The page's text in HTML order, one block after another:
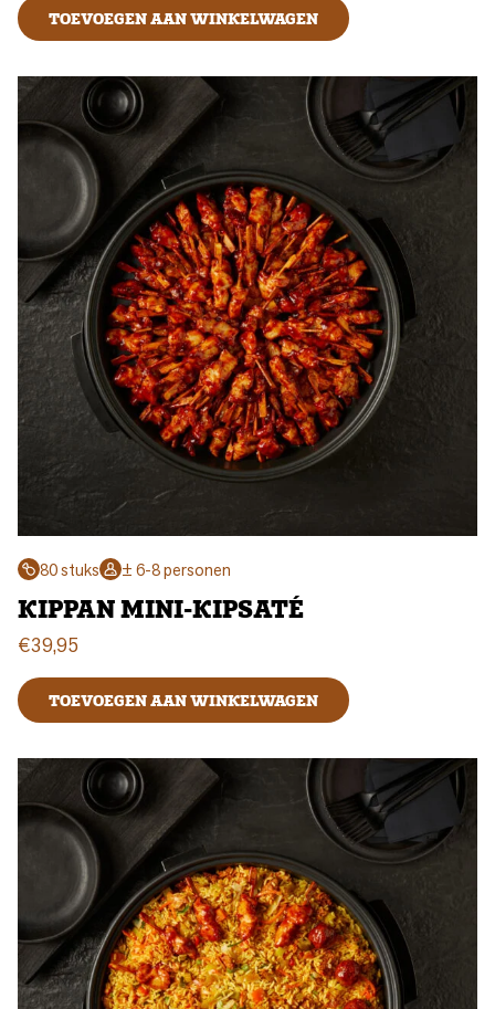
TOEVOEGEN AAN WINKELWAGEN
80 stuks ± 6-8 personen
KIPPAN MINI-KIPSATÉ
€39,95
TOEVOEGEN AAN WINKELWAGEN